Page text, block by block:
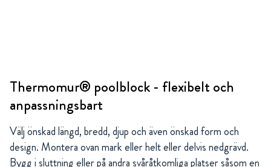
Thermomur® poolblock - flexibelt och
anpassningsbart
Välj önskad längd, bredd, djup och även önskad form och
design. Montera ovan mark eller helt eller delvis nedgrävd.
Bygg i sluttning eller på andra svåråtkomliga platser såsom en